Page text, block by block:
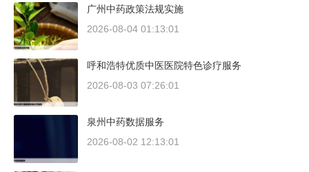
广州中药政策法规实施
2026-08-04 01:13:01
呼和浩特优质中医医院特色诊疗服务
2026-08-03 07:26:01
泉州中药数据服务
2026-08-02 12:13:01